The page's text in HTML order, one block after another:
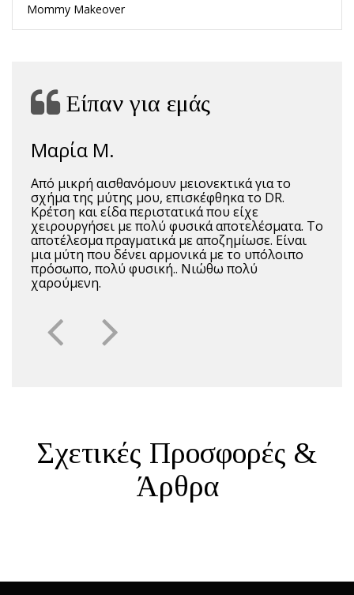
Mommy Μakeover
Είπαν για εμάς
Μαρία Μ.
Από μικρή αισθανόμουν μειονεκτικά για το
σχήμα της μύτης μου, επισκέφθηκα το DR.
Κρέτση και είδα περιστατικά που είχε
χειρουργήσει με πολύ φυσικά αποτελέσματα. Το
αποτέλεσμα πραγματικά με αποζημίωσε. Είναι
μια μύτη που δένει αρμονικά με το υπόλοιπο
πρόσωπο, πολύ φυσική.. Νιώθω πολύ
χαρούμενη.
Σχετικές Προσφορές &
Άρθρα